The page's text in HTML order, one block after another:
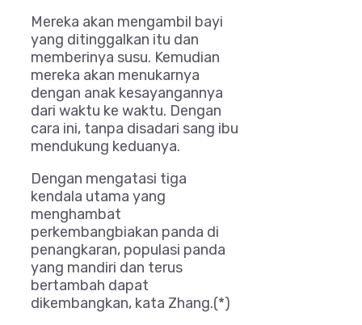
Mereka akan mengambil bayi
yang ditinggalkan itu dan
memberinya susu. Kemudian
mereka akan menukarnya
dengan anak kesayangannya
dari waktu ke waktu. Dengan
cara ini, tanpa disadari sang ibu
mendukung keduanya.
Dengan mengatasi tiga
kendala utama yang
menghambat
perkembangbiakan panda di
penangkaran, populasi panda
yang mandiri dan terus
bertambah dapat
dikembangkan, kata Zhang.(*)